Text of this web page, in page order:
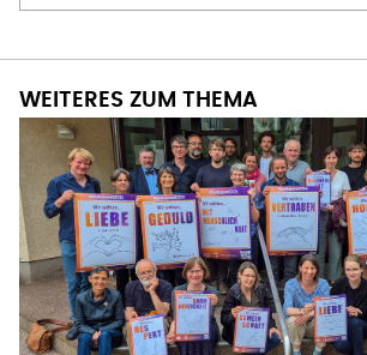
WEITERES ZUM THEMA